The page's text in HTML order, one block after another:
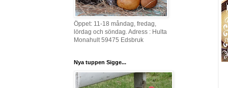
Öppet: 11-18 måndag, fredag,
lördag och söndag. Adress : Hulta
Monahult 59475 Edsbruk
Nya tuppen Sigge...